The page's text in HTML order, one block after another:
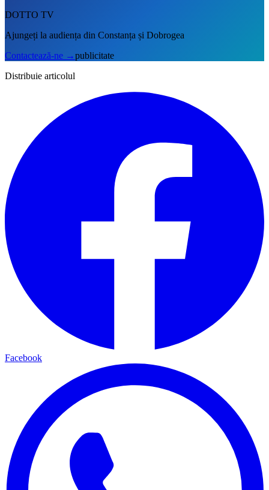
DOTTO TV
Ajungeți la audiența din Constanța și Dobrogea
Contactează-ne →publicitate
Distribuie articolul
Facebook